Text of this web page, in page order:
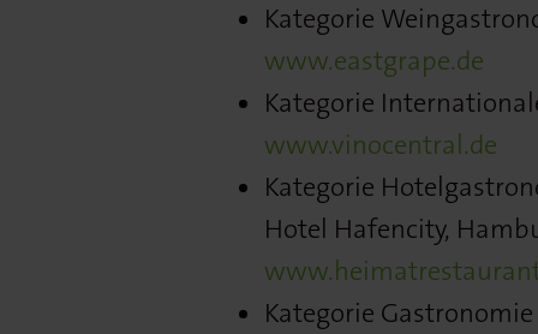
Kategorie
www.eastgrape.de
Kategorie
www.vinocentral.de
Kategorie
Hotel Hafencity,
Kategorie